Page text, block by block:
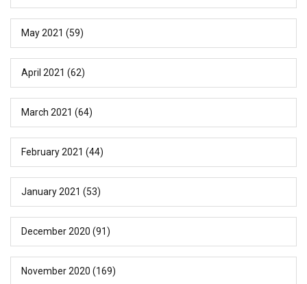
May 2021 (59)
April 2021 (62)
March 2021 (64)
February 2021 (44)
January 2021 (53)
December 2020 (91)
November 2020 (169)